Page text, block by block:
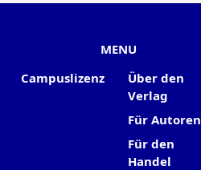
MENU
Campuslizenz
Über den
Verlag
Für Autoren
Für den
Handel